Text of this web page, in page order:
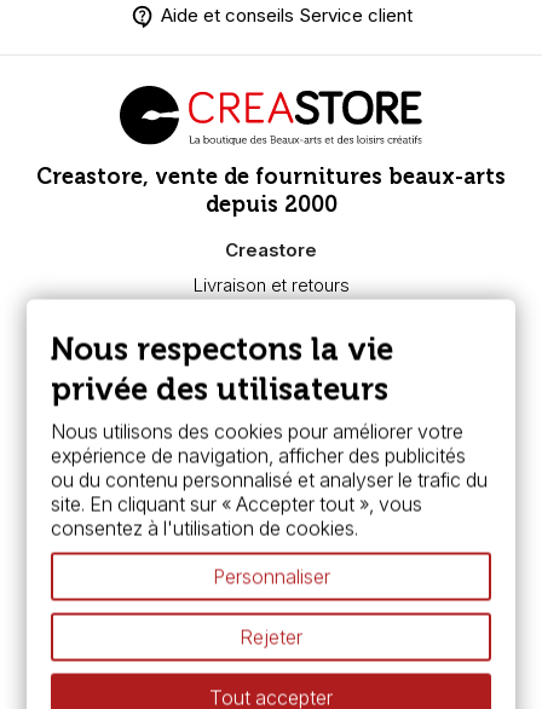
Aide et conseils Service client
Creastore, vente de fournitures beaux-arts
depuis 2000
Creastore
Livraison et retours
Paiement sécurisé
FAQ
Boutique à Angers
Services
Carte fidélité & avantages
Chèque cadeau, bon cadeaux
Devis & bon de commande
Pass culture - mode d'emploi
Nos promotions en cours
Espace conseils
L’aquarelle en tubes ou en godets ?
Le vocabulaire technique de l’aquarelle
Différence entre peinture Fine et Extra-fine
Nous respectons la vie
privée des utilisateurs
Nous utilisons des cookies pour améliorer votre
expérience de navigation, afficher des publicités
ou du contenu personnalisé et analyser le trafic du
site. En cliquant sur « Accepter tout », vous
consentez à l'utilisation de cookies.
Personnaliser
Rejeter
Tout accepter